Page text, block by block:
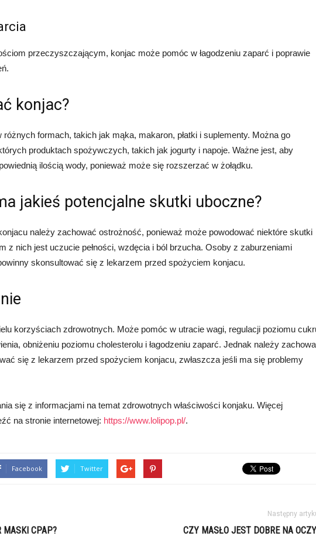
przeczyszczającym, konjac może pomóc w łagodzeniu zaparć i poprawie
konjac?
różnych formach, takich jak mąka, makaron, płatki i suplementy. Można go
produktach spożywczych, takich jak jogurty i napoje. Ważne jest, aby
ilością wody, ponieważ może się rozszerzać w żołądku.
jakieś potencjalne skutki uboczne?
należy zachować ostrożność, ponieważ może powodować niektóre skutki
z nich jest uczucie pełności, wzdęcia i ból brzucha. Osoby z zaburzeniami
skonsultować się z lekarzem przed spożyciem konjacu.
korzyściach zdrowotnych. Może pomóc w utracie wagi, regulacji poziomu
obniżeniu poziomu cholesterolu i łagodzeniu zaparć. Jednak należy
się z lekarzem przed spożyciem konjacu, zwłaszcza jeśli ma się problemy
się z informacjami na temat zdrowotnych właściwości konjaku. Więcej
na stronie internetowej: https://www.lolipop.pl/.
Facebook Twitter
MASKI CPAP?
Następny
CZY MASŁO JEST DOBRE NA